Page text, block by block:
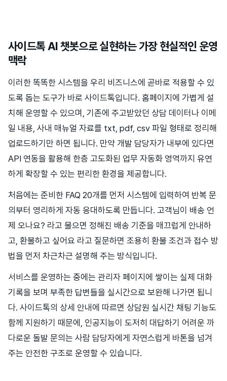
사이드톡 AI 챗봇으로 실현하는 가장 현실적인 운영
맥락
이러한 똑똑한 시스템을 우리 비즈니스에 곧바로 적용할 수 있
도록 돕는 도구가 바로 사이드톡입니다. 홈페이지에 가볍게 설
치해 운영할 수 있으며, 기존에 주고받았던 상담 데이터나 이메
일 내용, 사내 매뉴얼 자료를 txt, pdf, csv 파일 형태로 정리해
업로드하기만 하면 됩니다. 만약 개발 담당자가 내부에 있다면
API 연동을 활용해 한층 고도화된 업무 자동화 영역까지 유연
하게 확장할 수 있는 편리한 환경을 제공합니다.
처음에는 준비한 FAQ 20개를 먼저 시스템에 입력하여 반복 문
의부터 영리하게 자동 응대하도록 만듭니다. 고객님이 배송 언
제 오나요? 라고 물으면 정해진 배송 기준을 매끄럽게 안내하
고, 환불하고 싶어요 라고 질문하면 조용히 환불 조건과 접수 방
법을 먼저 차근차근 설명해 주는 방식입니다.
서비스를 운영하는 중에는 관리자 페이지에 쌓이는 실제 대화
기록을 보며 부족한 답변들을 실시간으로 보완해 나가면 됩니
다. 사이드톡의 상세 안내에 따르면 상담원 실시간 채팅 기능도
함께 지원하기 때문에, 인공지능이 도저히 대답하기 어려운 까
다로운 돌발 문의는 사람 담당자에게 자연스럽게 바톤을 넘겨
주는 안전한 구조로 운영할 수 있습니다.